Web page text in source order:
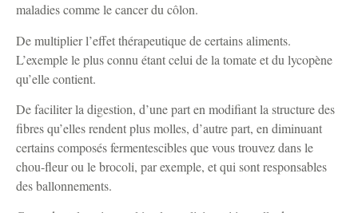
maladies comme le cancer du côlon.
De multiplier l’effet thérapeutique de certains aliments.
L’exemple le plus connu étant celui de la tomate et du lycopène
qu’elle contient.
De faciliter la digestion, d’une part en modifiant la structure des
fibres qu’elles rendent plus molles, d’autre part, en diminuant
certains composés fermentescibles que vous trouvez dans le
chou-fleur ou le brocoli, par exemple, et qui sont responsables
des ballonnements.